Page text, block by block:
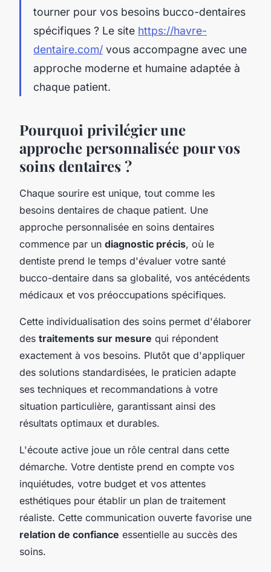
tourner pour vos besoins bucco-dentaires
spécifiques ? Le site https://havre-
dentaire.com/ vous accompagne avec une
approche moderne et humaine adaptée à
chaque patient.
Pourquoi privilégier une
approche personnalisée pour vos
soins dentaires ?
Chaque sourire est unique, tout comme les
besoins dentaires de chaque patient. Une
approche personnalisée en soins dentaires
commence par un diagnostic précis, où le
dentiste prend le temps d'évaluer votre santé
bucco-dentaire dans sa globalité, vos antécédents
médicaux et vos préoccupations spécifiques.
Cette individualisation des soins permet d'élaborer
des traitements sur mesure qui répondent
exactement à vos besoins. Plutôt que d'appliquer
des solutions standardisées, le praticien adapte
ses techniques et recommandations à votre
situation particulière, garantissant ainsi des
résultats optimaux et durables.
L'écoute active joue un rôle central dans cette
démarche. Votre dentiste prend en compte vos
inquiétudes, votre budget et vos attentes
esthétiques pour établir un plan de traitement
réaliste. Cette communication ouverte favorise une
relation de confiance essentielle au succès des
soins.